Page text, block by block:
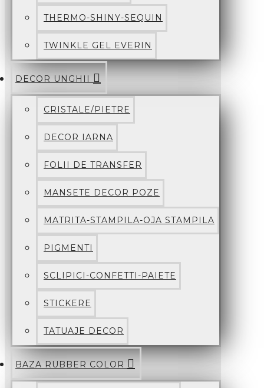
THERMO-SHINY-SEQUIN
TWINKLE GEL EVERIN
DECOR UNGHII
CRISTALE/PIETRE
DECOR IARNA
FOLII DE TRANSFER
MANSETE DECOR POZE
MATRITA-STAMPILA-OJA STAMPILA
PIGMENTI
SCLIPICI-CONFETTI-PAIETE
STICKERE
TATUAJE DECOR
BAZA RUBBER COLOR